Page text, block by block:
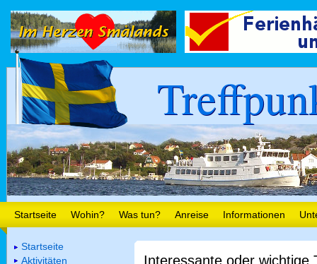
Startseite Wohin? Was tun? Anreise Informationen
Interessante oder wichtige
Startseite
Aktivitäten